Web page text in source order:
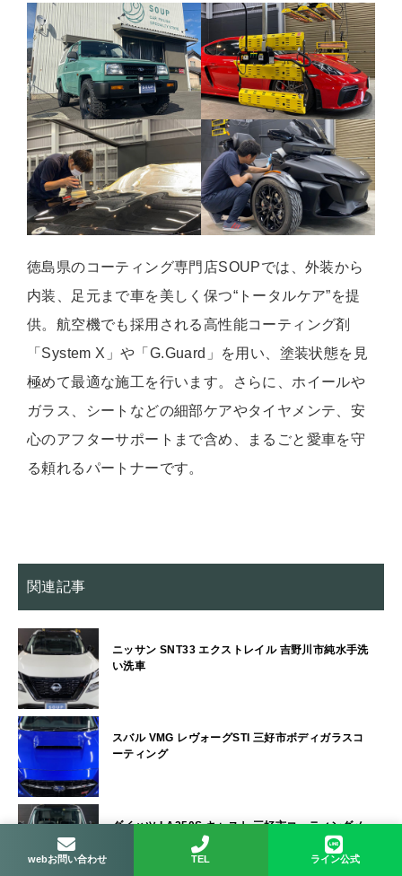
徳島県のコーティング専門店SOUPでは、外装から
内装、足元まで車を美しく保つ“トータルケア”を提
供。航空機でも採用される高性能コーティング剤
「System X」や「G.Guard」を用い、塗装状態を見
極めて最適な施工を行います。さらに、ホイールや
ガラス、シートなどの細部ケアやタイヤメンテ、安
心のアフターサポートまで含め、まるごと愛車を守
る頼れるパートナーです。
関連記事
ニッサン SNT33 エクストレイル 吉野川市純水手洗
い洗車
スバル VMG レヴォーグSTI 三好市ボディガラスコ
ーティング
ダイハツ LA250S キャスト 三好市コーティングメ
webお問い合わせ TEL ライン公式